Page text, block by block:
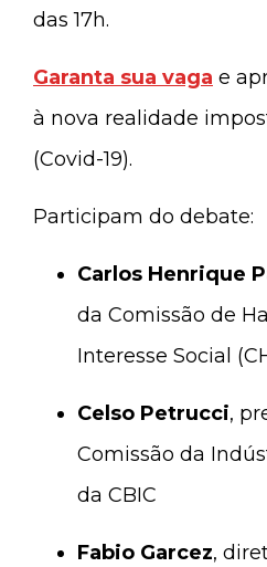
das 17h.
Garanta sua vaga e
à nova realidade
(Covid-19).
Participam do debate:
Carlos Henrique
da Comissão de
Interesse Social
Celso Petrucci,
Comissão da
da CBIC
Fabio Garcez,